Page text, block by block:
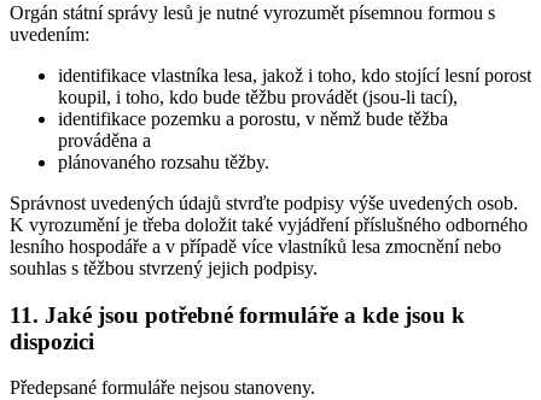
Orgán státní správy lesů je nutné vyrozumět písemnou formou s
uvedením:
identifikace vlastníka lesa, jakož i toho, kdo stojící lesní porost
koupil, i toho, kdo bude těžbu provádět (jsou-li tací),
identifikace pozemku a porostu, v němž bude těžba
prováděna a
plánovaného rozsahu těžby.
Správnost uvedených údajů stvrďte podpisy výše uvedených osob.
K vyrozumění je třeba doložit také vyjádření příslušného odborného
lesního hospodáře a v případě více vlastníků lesa zmocnění nebo
souhlas s těžbou stvrzený jejich podpisy.
11. Jaké jsou potřebné formuláře a kde jsou k
dispozici
Předepsané formuláře nejsou stanoveny.